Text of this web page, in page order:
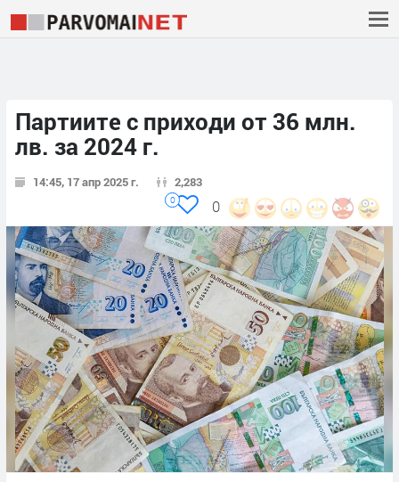
Партиите с приходи от 36 млн.
лв. за 2024 г.
14:45, 17 апр 2025 г. 2,283
0
0